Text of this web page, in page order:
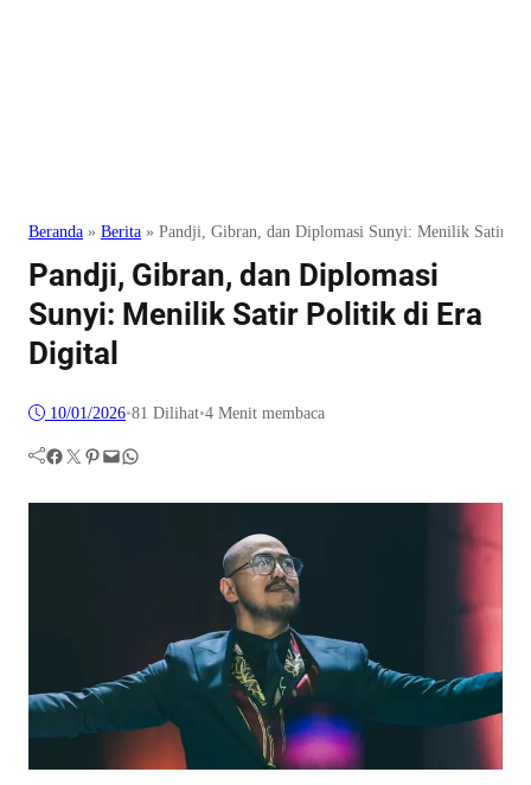
Beranda » Berita » Pandji, Gibran, dan Diplomasi Sunyi: Menilik Satir
Pandji, Gibran, dan Diplomasi
Sunyi: Menilik Satir Politik di Era
Digital
10/01/2026•81 Dilihat•4 Menit membaca
Facebook Twitter Pinterest Mail WhatsApp